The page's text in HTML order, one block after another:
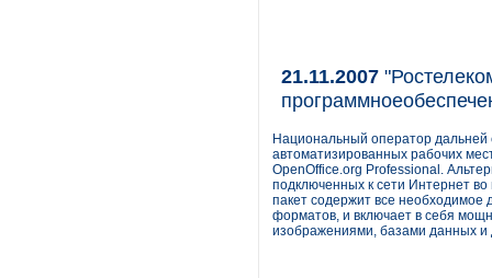
21.11.2007
Национальный оператор
автоматизированных рабочих
OpenOffice.org Professional.
подключенных к сети Интернет
пакет содержит все
форматов, и включает в себя
изображениями, базами данных